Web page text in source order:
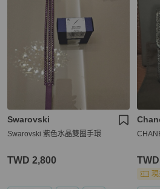
Swarovski
Swarovski 紫色水晶雙圈手環
TWD 2,800